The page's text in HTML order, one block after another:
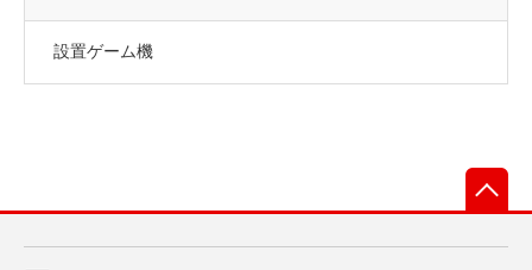
設置ゲーム機